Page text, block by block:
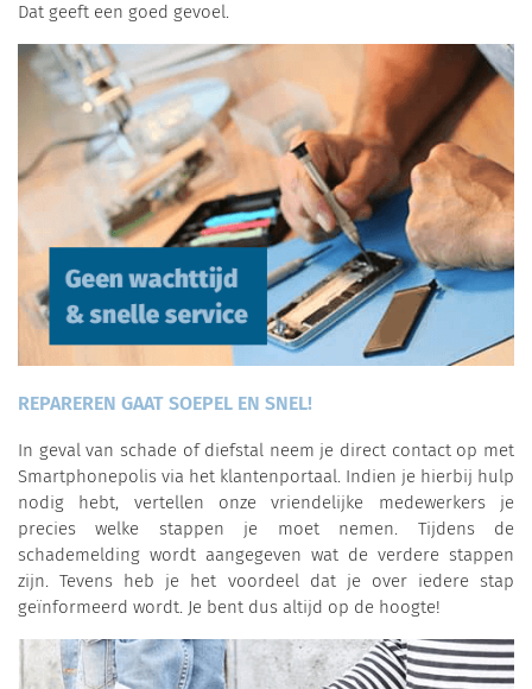
Dat geeft een goed gevoel.
REPAREREN GAAT SOEPEL EN SNEL!
In geval van schade of diefstal neem je direct contact op met
Smartphonepolis via het klantenportaal. Indien je hierbij hulp
nodig hebt, vertellen onze vriendelijke medewerkers je
precies welke stappen je moet nemen. Tijdens de
schademelding wordt aangegeven wat de verdere stappen
zijn. Tevens heb je het voordeel dat je over iedere stap
geïnformeerd wordt. Je bent dus altijd op de hoogte!